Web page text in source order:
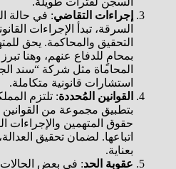
إجراءات التقاضي: في حالة
السرقة، تبدأ الإجراءات
التحقيق والمحاكمة. يحق
بمحامٍ للدفاع عنهم، وهنا
المحاماة مثل شركة “سند
استشارات قانونية متكاملة.
القوانين المُحددة: تلتزم
بتطبيق مجموعة من
حقوق المتهمين والإجراءات
اتباعها. لضمان تحقيق
بعناية.
عقوبة الحد: في بعض